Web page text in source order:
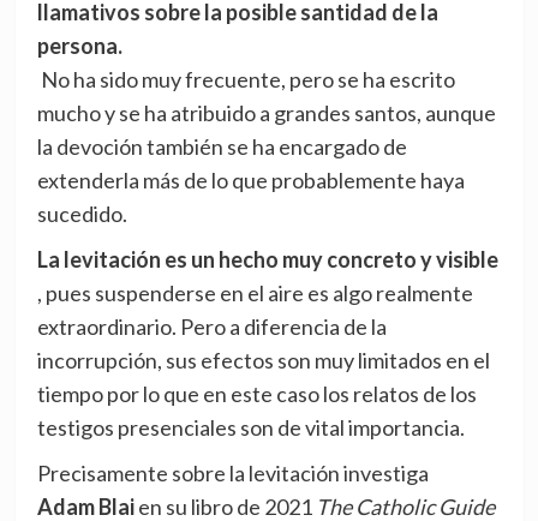
llamativos sobre la posible santidad de la
persona.
No ha sido muy frecuente, pero se ha escrito
mucho y se ha atribuido a grandes santos, aunque
la devoción también se ha encargado de
extenderla más de lo que probablemente haya
sucedido.
La levitación es un hecho muy concreto y visible
, pues suspenderse en el aire es algo realmente
extraordinario. Pero a diferencia de la
incorrupción, sus efectos son muy limitados en el
tiempo por lo que en este caso los relatos de los
testigos presenciales son de vital importancia.
Precisamente sobre la levitación investiga
Adam Blaien su libro de 2021 The Catholic Guide